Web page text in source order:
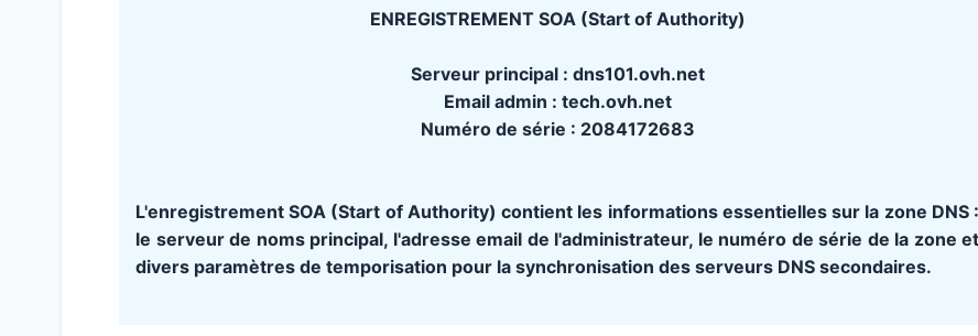
ENREGISTREMENT SOA (Start of Authority)
Serveur principal : dns101.ovh.net
Email admin : tech.ovh.net
Numéro de série : 2084172683
L'enregistrement SOA (Start of Authority) contient les informations essentielles sur la zone DNS :
le serveur de noms principal, l'adresse email de l'administrateur, le numéro de série de la zone et
divers paramètres de temporisation pour la synchronisation des serveurs DNS secondaires.